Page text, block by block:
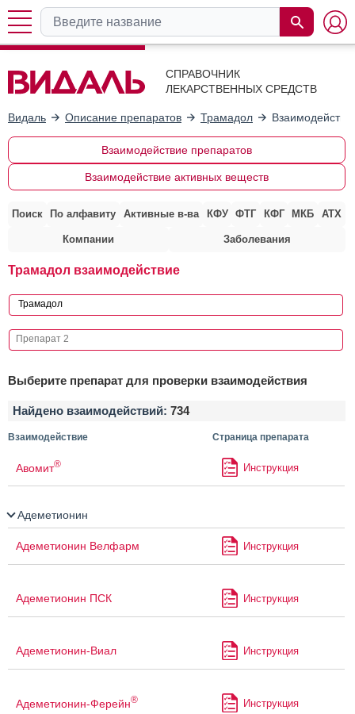
СПРАВОЧНИК
ЛЕКАРСТВЕННЫХ СРЕДСТВ
Видаль Описание препаратов Трамадол
Взаимодействие препаратов
Взаимодействие активных веществ
Поиск По алфавиту Активные в-ва КФУ ФТГ КФГ МКБ АТХ
Компании Заболевания
Трамадол взаимодействие
Выберите препарат для проверки взаимодействия
Найдено взаимодействий: 734
Взаимодействие Страница препарата
Авомит® Инструкция
Адеметионин
Адеметионин Велфарм Инструкция
Адеметионин ПСК Инструкция
Адеметионин-Виал Инструкция
Адеметионин-Ферейн® Инструкция